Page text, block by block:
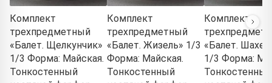
Комплект
трехпредметный
«Балет. Щелкунчик»
1/3 Форма: Майская.
Тонкостенный
Комплект
трехпредметный
«Балет. Жизель» 1/3
Форма: Майская.
Тонкостенный
Комплект
«Балет.
1/3 Форма:
Тонкостенный